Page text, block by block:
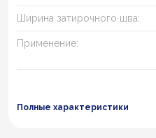
Ширина затирочного шва:
Применение:
Полные характеристики